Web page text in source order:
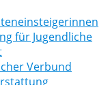
für Jugendliche
Verbund